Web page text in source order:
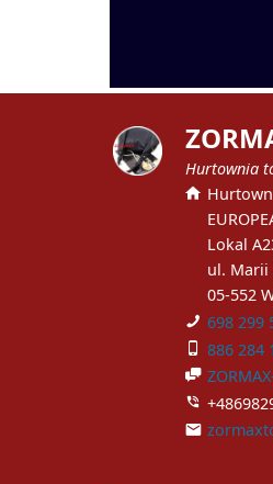
EUROPEAN
Lokal
ul. Marii
05-552
698 299
886 284